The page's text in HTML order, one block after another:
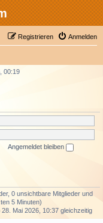
Anmelden
Registrieren
00:19
Angemeldet bleiben
0 unsichtbare Mitglieder und
5 Minuten)
Mai 2026, 10:37 gleichzeitig